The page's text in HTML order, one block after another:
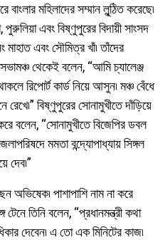
বাংলার মহিলাদের সম্মান লুন্ঠিত করেছে৷
এবং বিষ্ণুপুরের বিদায়ী সাংসদ
এবং সৌমিত্র খাঁ৷ তাঁদের
থেকেই বলেন, “আমি চ্যালেঞ্জ
রিপোর্ট কার্ড নিয়ে আসুন৷ মঞ্চ বেঁধে
বিষ্ণুপুরের সোনামুখীতে দাঁড়িয়ে
বলেন, “সোনামুখীতে বিজেপির ডবল
মমতা বন্দ্যোপাধ্যায় সিঙ্গল
দেব৷”
অভিষেক৷ পাশাপাশি নাম না করে
টেনে তিনি বলেন, “প্রধানমন্ত্রী কথা
দেবেন৷ এ তো এক মিনিটের কাজ৷